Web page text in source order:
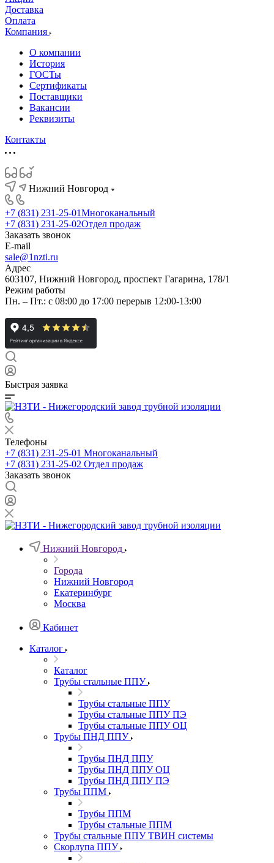
Доставка
Оплата
Компания
О компании
История
ГОСТы
Сертификаты
Поставщики
Вакансии
Реквизиты
Контакты
Нижний Новгород
+7 (831) 231-25-01Многоканальный
+7 (831) 231-25-02Отдел продаж
Заказать звонок
E-mail
sale@1nzti.ru
Адрес
603107, Нижний Новгород, проспект Гагарина, 178/1
Режим работы
Пн. – Пт.: с 08:00 до 17:00 перерыв 12:00-13:00
Быстрая заявка
Телефоны
+7 (831) 231-25-01 Многоканальный
+7 (831) 231-25-02 Отдел продаж
Заказать звонок
Нижний Новгород
Города
Нижний Новгород
Екатеринбург
Москва
Кабинет
Каталог
Каталог
Трубы стальные ППУ
Трубы стальные ППУ
Трубы стальные ППУ ПЭ
Трубы стальные ППУ ОЦ
Трубы ПНД ППУ
Трубы ПНД ППУ
Трубы ПНД ППУ ОЦ
Трубы ПНД ППУ ПЭ
Трубы ППМ
Трубы ППМ
Трубы стальные ППМ
Трубы стальные ППУ ТВИН системы
Скорлупа ППУ